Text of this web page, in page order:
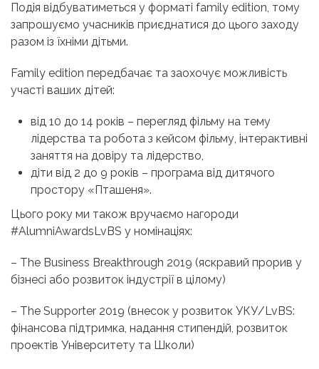
Подія відбуватиметься у форматі family edition, тому
запрошуємо учасників приєднатися до цього заходу
разом із їхніми дітьми.
Family edition передбачає та заохочує можливість
участі ваших дітей:
від 10 до 14 років – перегляд фільму на тему
лідерства та робота з кейсом фільму, інтерактивні
заняття на довіру та лідерство,
діти від 2 до 9 років – програма від дитячого
простору «Пташеня».
Цього року ми також вручаємо нагороди
#AlumniAwardsLvBS у номінаціях:
– The Business Breakthrough 2019 (яскравий прорив у
бізнесі або розвиток індустрії в цілому)
– The Supporter 2019 (внесок у розвиток УКУ/LvBS:
фінансова підтримка, надання стипендій, розвиток
проектів Університету та Школи)